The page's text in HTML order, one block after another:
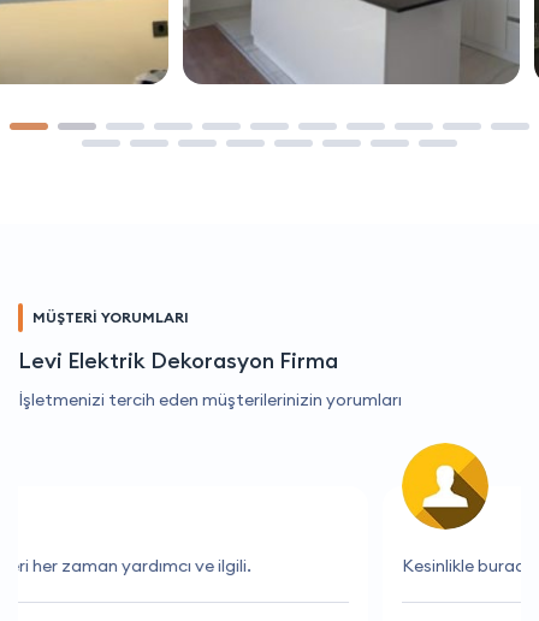
MÜŞTERİ YORUMLARI
Levi Elektrik Dekorasyon Firma
İşletmenizi tercih eden müşterilerinizin yorumları
Kesinlikle buradan hizmet almalısınız.